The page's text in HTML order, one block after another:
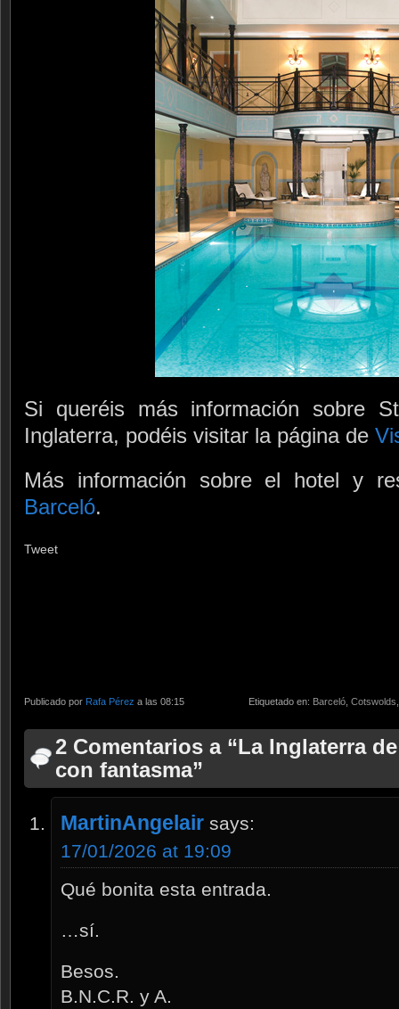
Si queréis más información sobre
Inglaterra, podéis visitar la página de
Más información sobre el hotel y
Barceló.
Tweet
Publicado por Rafa Pérez a las 08:15 Etiquetado en: Barceló Cotswolds
2 Comentarios a “La Inglaterra
con fantasma”
MartinAngelair says:
17/01/2026 at 19:09
Qué bonita esta entrada.
…sí.
Besos.
B.N.C.R. y A.